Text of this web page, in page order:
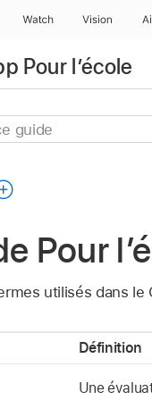
Watch Vision
Pour l’école
Pour
utilisés dans le
Définition
Une